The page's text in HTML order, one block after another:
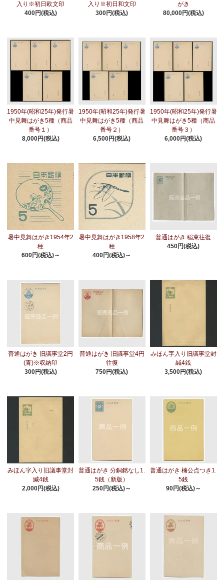
入り※初日欧文印
400円(税込)
入り※初日和文印
300円(税込)
がき
80,000円(税込)
1950年(昭和25年)発行暑
中見舞はがき5種（商品
番号１）
8,000円(税込)
1950年(昭和25年)発行暑
中見舞はがき5種（商品
番号２）
6,500円(税込)
1950年(昭和25年)発行暑
中見舞はがき5種（商品
番号３）
6,000円(税込)
暑中見舞はがき1954年2
種
600円(税込)～
暑中見舞はがき1958年2
種
400円(税込)～
普通はがき 稲束往復
450円(税込)
普通はがき 旧議事堂2円
(青)※収納印
300円(税込)
普通はがき 旧議事堂4円
往復
750円(税込)
みほん字入り旧議事堂封
緘4銭
3,500円(税込)
みほん字入り旧議事堂封
緘4銭
2,000円(税込)
普通はがき 分銅銘なし1.
5銭（新版）
250円(税込)～
普通はがき 楠公点つき1.
5銭
90円(税込)～